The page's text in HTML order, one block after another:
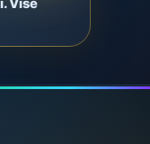
Više